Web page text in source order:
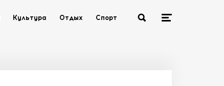
Культура Отдых Спорт